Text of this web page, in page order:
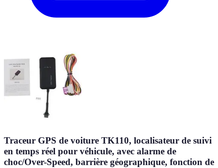
Traceur GPS de voiture TK110, localisateur de suivi
en temps réel pour véhicule, avec alarme de
choc/Over-Speed, barrière géographique, fonction de